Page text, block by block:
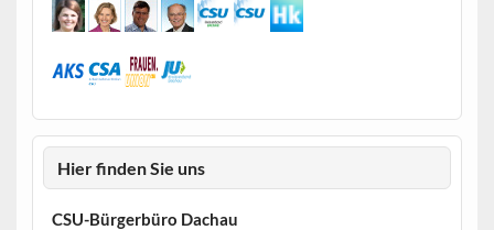
Hier finden Sie uns
CSU-Bürgerbüro Dachau